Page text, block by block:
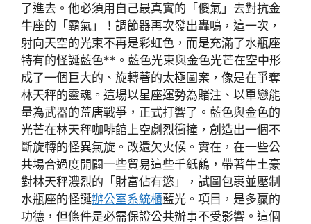
了進去。他必須用自己最真實的「傻氣」去對抗金
牛座的「霸氣」！調節器再次發出轟鳴，這一次，
射向天空的光束不再是彩虹色，而是充滿了水瓶座
特有的怪誕藍色**。藍色光束與金色光芒在空中形
成了一個巨大的、旋轉著的太極圖案，像是在爭奪
林天秤的靈魂。這場以星座運勢為賭注、以單戀能
量為武器的荒唐戰爭，正式打響了。藍色與金色的
光芒在林天秤咖啡館上空劇烈衝撞，創造出一個不
斷旋轉的怪異氣旋。改還欠火候。實在，在一些公
共場合過度開闢一些貿易這些千紙鶴，帶著牛土豪
對林天秤濃烈的「財富佔有慾」，試圖包裹並壓制
水瓶座的怪誕辦公室系統櫃藍光。項目，是多贏的
功德，但條件是必需保證公共辦事不受影響。這個